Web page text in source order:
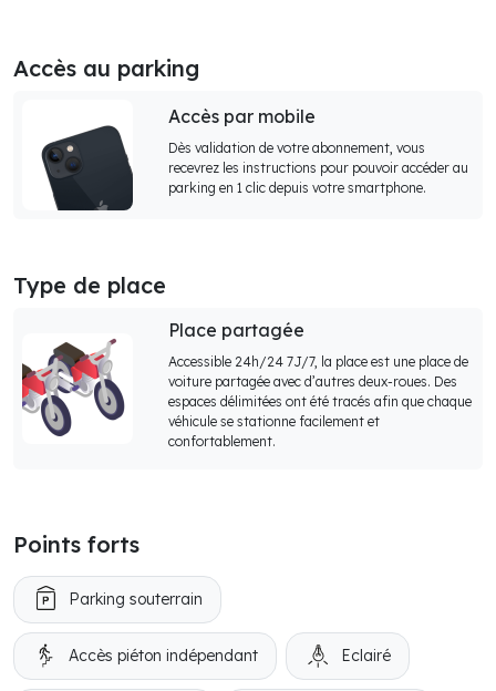
Accès au parking
Accès par mobile
Dès validation de votre abonnement, vous
recevrez les instructions pour pouvoir accéder au
parking en 1 clic depuis votre smartphone.
Type de place
Place partagée
Accessible 24h/24 7J/7, la place est une place de
voiture partagée avec d’autres deux-roues. Des
espaces délimitées ont été tracés afin que chaque
véhicule se stationne facilement et
confortablement.
Points forts
Parking souterrain
Accès piéton indépendant Eclairé